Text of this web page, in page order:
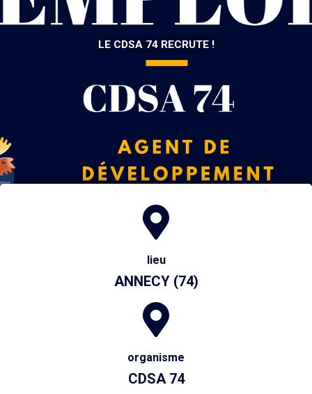
LE CDSA 74 RECRUTE !
lieu
ANNECY (74)
organisme
CDSA 74